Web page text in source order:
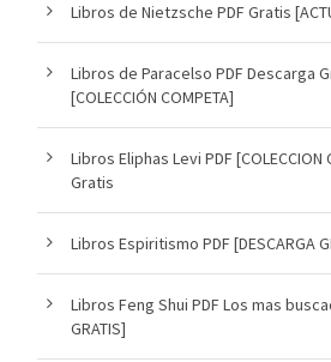
Libros de Nietzsche PDF Gratis
Libros de Paracelso PDF Descarga
[COLECCIÓN COMPETA]
Libros Eliphas Levi PDF [COLECCION
Gratis
Libros Espiritismo PDF [DESCARGA
Libros Feng Shui PDF Los mas
GRATIS]